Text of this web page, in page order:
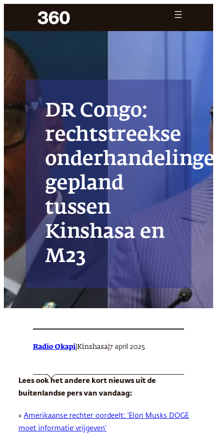
de
inhoud
DR Congo:
rechtstreekse
gepland
tussen
Kinshasa en
M23
Radio Okapi Kinshasa 7 april 2025
Lees ook het andere kort nieuws uit de
buitenlandse pers van vandaag:
» Amerikaanse rechter oordeelt: ‘Elon Musks DOGE
moet informatie vrijgeven’